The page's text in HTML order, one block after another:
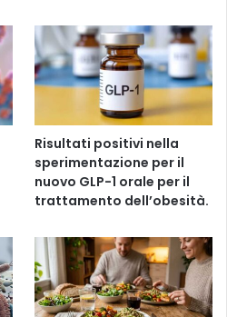
Risultati positivi nella
sperimentazione per il
nuovo GLP-1 orale per il
trattamento dell’obesità.